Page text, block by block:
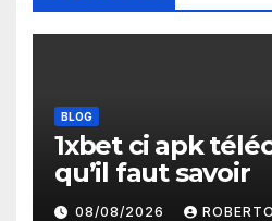
BLOG
1xbet ci apk
qu’il faut savoir
08/08/2026